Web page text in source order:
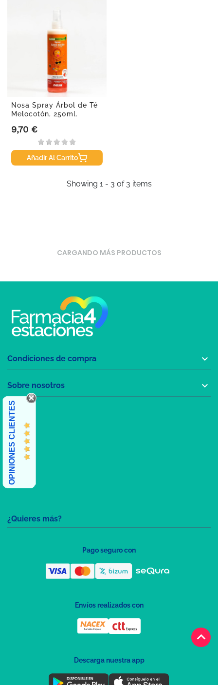
Nosa Spray Árbol de Té
Melocotón, 250ml.
Precio
9,70 €
Añadir Al Carrito
Showing 1 - 3 of 3 items
CARGANDO MÁS PRODUCTOS
keyboard_arrow_up
¿Quieres más?
Condiciones de compra 
Sobre nosotros 
OPINIONES CLIENTES
Pago seguro con
Envíos realizados con
Descarga nuestra app